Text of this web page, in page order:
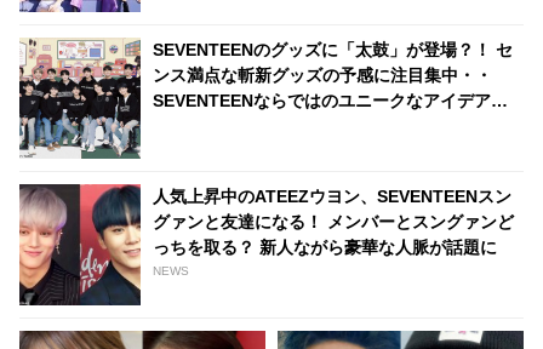
SEVENTEENのグッズに「太鼓」が登場？！ セ
ンス満点な斬新グッズの予感に注目集中・・
SEVENTEENならではのユニークなアイデアに
人気上昇中のATEEZウヨン、SEVENTEENスン
グァンと友達になる！ メンバーとスングァンど
っちを取る？ 新人ながら豪華な人脈が話題に
NEWS